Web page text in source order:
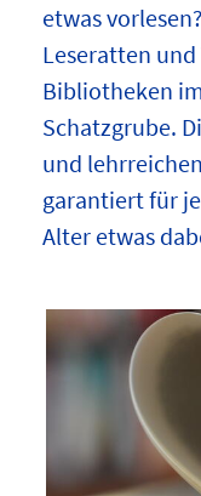
etwas
Leseratten
Bibliotheken
Schatzgrube.
und
garantiert für
Alter etwas